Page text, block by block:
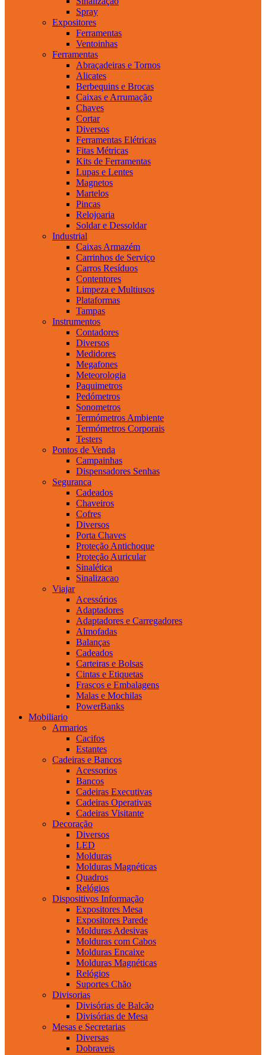
Spray
Expositores
Ferramentas
Ventoinhas
Ferramentas
Abraçadeiras e Tornos
Alicates
Berbequins e Brocas
Caixas e Arrumação
Chaves
Cortar
Diversos
Ferramentas Elétricas
Fitas Métricas
Kits de Ferramentas
Lupas e Lentes
Magnetos
Martelos
Pincas
Relojoaria
Soldar e Dessoldar
Industrial
Caixas Armazém
Carrinhos de Serviço
Carros Resíduos
Contentores
Limpeza e Multiusos
Plataformas
Tampas
Instrumentos
Contadores
Diversos
Medidores
Megafones
Meteorologia
Paquimetros
Pedómetros
Sonometros
Termómetros Ambiente
Termómetros Corporais
Testers
Pontos de Venda
Campainhas
Dispensadores Senhas
Seguranca
Cadeados
Chaveiros
Cofres
Diversos
Porta Chaves
Proteção Antichoque
Proteção Auricular
Sinalética
Sinalizacao
Viajar
Acessórios
Adaptadores
Adaptadores e Carregadores
Almofadas
Balanças
Cadeados
Carteiras e Bolsas
Cintas e Etiquetas
Frascos e Embalagens
Malas e Mochilas
PowerBanks
Mobiliario
Armarios
Cacifos
Estantes
Cadeiras e Bancos
Acessorios
Bancos
Cadeiras Executivas
Cadeiras Operativas
Cadeiras Visitante
Decoração
Diversos
LED
Molduras
Molduras Magnéticas
Quadros
Relógios
Dispositivos Informação
Expositores Mesa
Expositores Parede
Molduras Adesivas
Molduras com Cabos
Molduras Encaixe
Molduras Magnéticas
Relógios
Suportes Chão
Divisorias
Divisórias de Balcão
Divisórias de Mesa
Mesas e Secretarias
Diversas
Dobraveis